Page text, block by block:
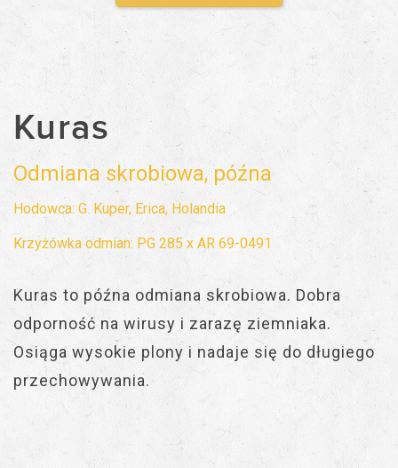
Kuras
Odmiana skrobiowa, późna
Hodowca: G. Kuper, Erica, Holandia
Krzyżówka odmian: PG 285 x AR 69-0491
Kuras to późna odmiana skrobiowa. Dobra
odporność na wirusy i zarazę ziemniaka.
Osiąga wysokie plony i nadaje się do długiego
przechowywania.